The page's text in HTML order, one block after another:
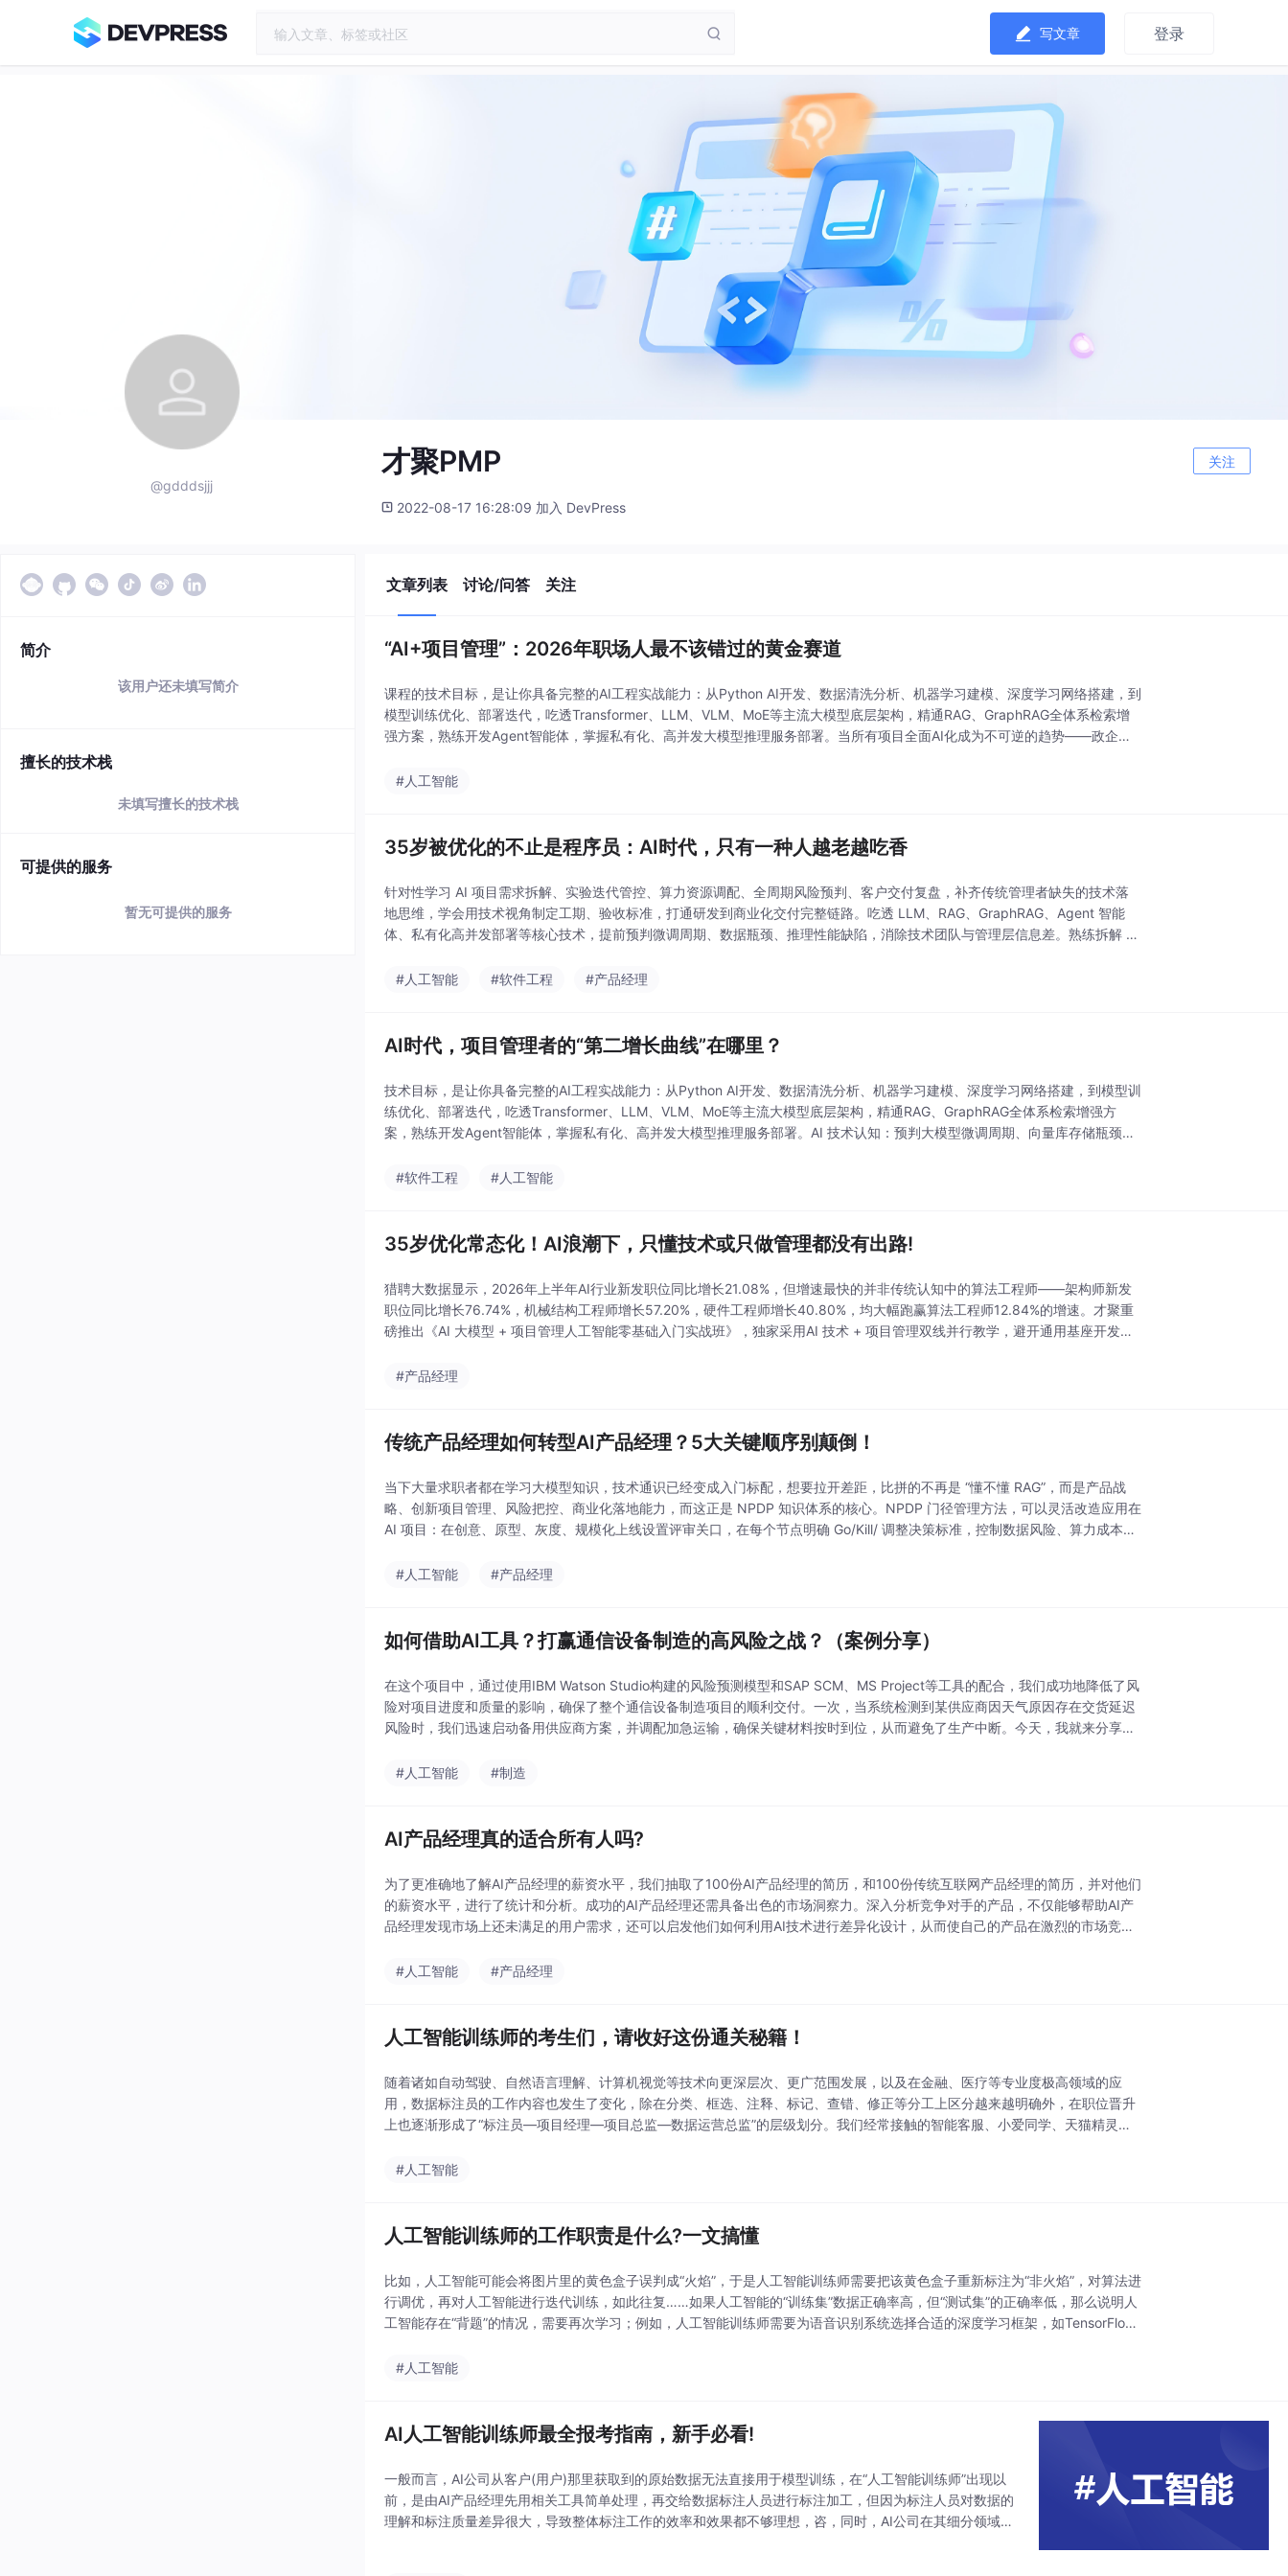
写文章 登录
@gdddsjjj
才聚PMP 关注
2022-08-17 16:28:09 加入 DevPress
简介
该用户还未填写简介
擅长的技术栈
未填写擅长的技术栈
可提供的服务
暂无可提供的服务
文章列表 讨论/问答 关注
“AI+项目管理”：2026年职场人最不该错过的黄金赛道
课程的技术目标，是让你具备完整的AI工程实战能力：从Python AI开发、数据清洗分析、机器学习建模、深度学习网络搭建，到
模型训练优化、部署迭代，吃透Transformer、LLM、VLM、MoE等主流大模型底层架构，精通RAG、GraphRAG全体系检索增
强方案，熟练开发Agent智能体，掌握私有化、高并发大模型推理服务部署。当所有项目全面AI化成为不可逆的趋势——政企数
#人工智能
35岁被优化的不止是程序员：AI时代，只有一种人越老越吃香
针对性学习 AI 项目需求拆解、实验迭代管控、算力资源调配、全周期风险预判、客户交付复盘，补齐传统管理者缺失的技术落
地思维，学会用技术视角制定工期、验收标准，打通研发到商业化交付完整链路。吃透 LLM、RAG、GraphRAG、Agent 智能
体、私有化高并发部署等核心技术，提前预判微调周期、数据瓶颈、推理性能缺陷，消除技术团队与管理层信息差。熟练拆解 W
#人工智能
#软件工程 #产品经理
AI时代，项目管理者的“第二增长曲线”在哪里？
技术目标，是让你具备完整的AI工程实战能力：从Python AI开发、数据清洗分析、机器学习建模、深度学习网络搭建，到模型训
练优化、部署迭代，吃透Transformer、LLM、VLM、MoE等主流大模型底层架构，精通RAG、GraphRAG全体系检索增强方
案，熟练开发Agent智能体，掌握私有化、高并发大模型推理服务部署。AI 技术认知：预判大模型微调周期、向量库存储瓶颈、
#软件工程
#人工智能
35岁优化常态化！AI浪潮下，只懂技术或只做管理都没有出路!
猎聘大数据显示，2026年上半年AI行业新发职位同比增长21.08%，但增速最快的并非传统认知中的算法工程师——架构师新发
职位同比增长76.74%，机械结构工程师增长57.20%，硬件工程师增长40.80%，均大幅跑赢算法工程师12.84%的增速。才聚重
磅推出《AI 大模型 + 项目管理人工智能零基础入门实战班》，独家采用AI 技术 + 项目管理双线并行教学，避开通用基座开发红
#产品经理
传统产品经理如何转型AI产品经理？5大关键顺序别颠倒！
当下大量求职者都在学习大模型知识，技术通识已经变成入门标配，想要拉开差距，比拼的不再是 “懂不懂 RAG”，而是产品战
略、创新项目管理、风险把控、商业化落地能力，而这正是 NPDP 知识体系的核心。NPDP 门径管理方法，可以灵活改造应用在
AI 项目：在创意、原型、灰度、规模化上线设置评审关口，在每个节点明确 Go/Kill/ 调整决策标准，控制数据风险、算力成本、
#人工智能
#产品经理
如何借助AI工具？打赢通信设备制造的高风险之战？（案例分享）
在这个项目中，通过使用IBM Watson Studio构建的风险预测模型和SAP SCM、MS Project等工具的配合，我们成功地降低了风
险对项目进度和质量的影响，确保了整个通信设备制造项目的顺利交付。一次，当系统检测到某供应商因天气原因存在交货延迟
风险时，我们迅速启动备用供应商方案，并调配加急运输，确保关键材料按时到位，从而避免了生产中断。今天，我就来分享一
#人工智能
#制造
AI产品经理真的适合所有人吗?
为了更准确地了解AI产品经理的薪资水平，我们抽取了100份AI产品经理的简历，和100份传统互联网产品经理的简历，并对他们
的薪资水平，进行了统计和分析。成功的AI产品经理还需具备出色的市场洞察力。深入分析竞争对手的产品，不仅能够帮助AI产
品经理发现市场上还未满足的用户需求，还可以启发他们如何利用AI技术进行差异化设计，从而使自己的产品在激烈的市场竞争
#人工智能
#产品经理
人工智能训练师的考生们，请收好这份通关秘籍！
随着诸如自动驾驶、自然语言理解、计算机视觉等技术向更深层次、更广范围发展，以及在金融、医疗等专业度极高领域的应
用，数据标注员的工作内容也发生了变化，除在分类、框选、注释、标记、查错、修正等分工上区分越来越明确外，在职位晋升
上也逐渐形成了“标注员—项目经理—项目总监—数据运营总监”的层级划分。我们经常接触的智能客服、小爱同学、天猫精灵等
#人工智能
人工智能训练师的工作职责是什么?一文搞懂
比如，人工智能可能会将图片里的黄色盒子误判成“火焰”，于是人工智能训练师需要把该黄色盒子重新标注为“非火焰”，对算法进
行调优，再对人工智能进行迭代训练，如此往复……如果人工智能的“训练集”数据正确率高，但“测试集”的正确率低，那么说明人
工智能存在“背题”的情况，需要再次学习；例如，人工智能训练师需要为语音识别系统选择合适的深度学习框架，如TensorFlow
#人工智能
AI人工智能训练师最全报考指南，新手必看!
一般而言，AI公司从客户(用户)那里获取到的原始数据无法直接用于模型训练，在“人工智能训练师”出现以
前，是由AI产品经理先用相关工具简单处理，再交给数据标注人员进行标注加工，但因为标注人员对数据的
理解和标注质量差异很大，导致整体标注工作的效率和效果都不够理想，咨，同时，AI公司在其细分领域内